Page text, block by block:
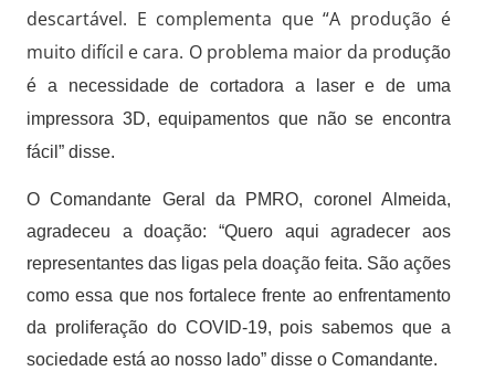
descartável. E complementa que “A produção é
muito difícil e cara. O problema maior da produção
é a necessidade de cortadora a laser e de uma
impressora 3D, equipamentos que não se encontra
fácil” disse.
O Comandante Geral da PMRO, coronel Almeida,
agradeceu a doação: “Quero aqui agradecer aos
representantes das ligas pela doação feita. São ações
como essa que nos fortalece frente ao enfrentamento
da proliferação do COVID-19, pois sabemos que a
sociedade está ao nosso lado” disse o Comandante.